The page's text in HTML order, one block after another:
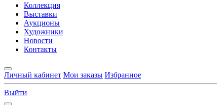
Коллекция
Выставки
Аукционы
Художники
Новости
Контакты
Личный кабинет Мои заказы Избранное
Выйти